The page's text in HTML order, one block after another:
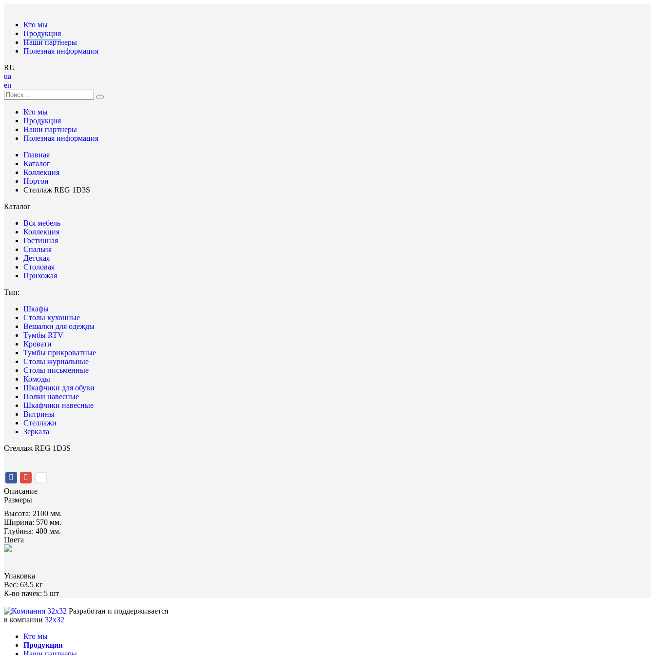
Кто мы
Продукция
Наши партнеры
Полезная информация
RU
ua
en
Кто мы
Продукция
Наши партнеры
Полезная информация
Главная
Каталог
Коллекция
Нортон
Стеллаж REG 1D3S
Каталог
Вся мебель
Коллекция
Гостинная
Спальня
Детская
Столовая
Прихожая
Тип:
Шкафы
Столы кухонные
Вешалки для одежды
Тумбы RTV
Кровати
Тумбы прикроватные
Столы журнальные
Столы письменные
Комоды
Шкафчики для обуви
Полки навесные
Шкафчики навесные
Витрины
Стеллажи
Зеркала
Стеллаж REG 1D3S
Описание
Размеры
Высота: 2100 мм.
Ширина: 570 мм.
Глубина: 400 мм.
Цвета
Упаковка
Вес: 63.5 кг
К-во пачек: 5 шт
Разработан и поддерживается
в компании 32x32
Кто мы
Продукция